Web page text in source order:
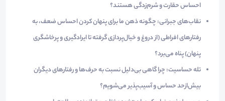
احساس حقارت و شرم‌زدگی هستند؟
نقاب‌های جبرانی:چگونه ذهن ما برای پنهان کردن احساس ضعف، به
رفتارهای افراطی (از دروغ و خیال‌پردازی گرفته تا ایرادگیری و پرخاشگری
پنهان) پناه می‌برد؟
تله حساسیت:چرا گاهی بی‌دلیل نسبت به حرف‌ها و رفتارهای دیگران
بیش‌ازحد حساس و آسیب‌پذیر می‌شویم؟